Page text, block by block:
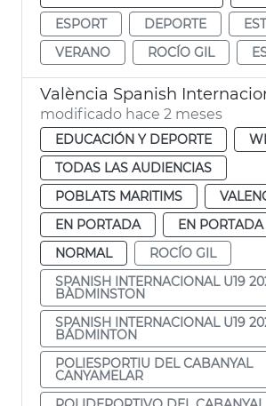
ESPORT
DEPORTE
VERANO
ROCÍO GIL
modificado hace 2 meses
EDUCACIÓN Y DEPORTE
TODAS LAS AUDIENCIAS
POBLATS MARITIMS
EN PORTADA
EN
NORMAL
ROCÍO GIL
SPANISH INTERNACIONAL U19
BÀDMINSTON
SPANISH INTERNACIONAL U19
BÁDMINTON
POLIESPORTIU DEL CABANYAL
CANYAMELAR